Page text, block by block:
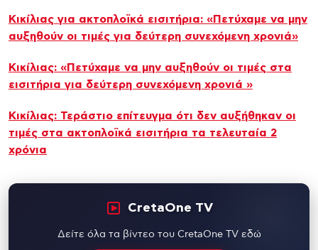
Κικίλιας για ακτοπλοϊκά εισιτήρια: «Πετύχαμε να μην
αυξηθούν οι τιμές για δεύτερη συνεχόμενη χρονιά»
Κικίλιας: «Πετύχαμε να μην αυξηθούν οι τιμές στα
εισιτήρια για δεύτερη συνεχόμενη χρονιά »
Κικίλιας: Τεράστιο επίτευγμα ότι δεν αυξήθηκαν οι
τιμές στα ακτοπλοϊκά εισιτήρια τα τελευταία 2
χρόνια
CretaOne TV
Δείτε όλα τα βίντεο του CretaOne TV εδώ